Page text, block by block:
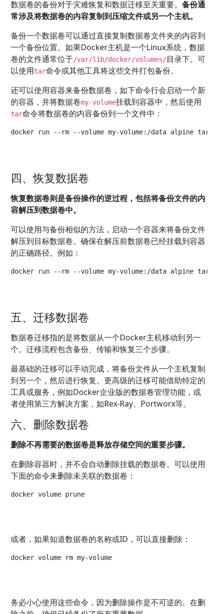
数据卷的备份对于灾难恢复和数据迁移至关重要。备份通
常涉及将数据卷的内容复制到压缩文件或另一个主机。
备份一个数据卷可以通过直接复制数据卷文件夹的内容到
一个备份位置。如果Docker主机是一个Linux系统，数据
卷的文件通常位于/var/lib/docker/volumes/目录下。可
以使用tar命令或其他工具将这些文件打包备份。
还可以使用容器来备份数据卷，如下命令行会启动一个新
的容器，并将数据卷my-volume挂载到容器中，然后使用
tar命令将数据卷的内容备份到一个文件中：
docker run --rm --volume my-volume:/data alpine tar
四、恢复数据卷
恢复数据卷则是备份操作的逆过程，包括将备份文件的内
容解压到数据卷中。
可以使用与备份相似的方法，启动一个容器来将备份文件
解压到目标数据卷。确保在解压前数据卷已经挂载到容器
的正确路径。例如：
docker run --rm --volume my-volume:/data alpine tar
五、迁移数据卷
数据卷迁移指的是将数据从一个Docker主机移动到另一
个。迁移流程包含备份、传输和恢复三个步骤。
最基础的迁移可以手动完成，将备份文件从一个主机复制
到另一个，然后进行恢复。更高级的迁移可能借助特定的
工具或服务，例如Docker企业版的数据卷管理功能，或
者使用第三方解决方案，如Rex-Ray、Portworx等。
六、删除数据卷
删除不再需要的数据卷是释放存储空间的重要步骤。
在删除容器时，并不会自动删除挂载的数据卷。可以使用
下面的命令来删除未关联的数据卷：
docker volume prune
或者，如果知道数据卷的名称或ID，可以直接删除：
docker volume rm my-volume
务必小心使用这些命令，因为删除操作是不可逆的。在删